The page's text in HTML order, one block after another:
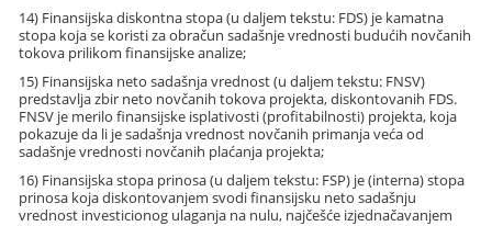
14) Finansijska diskontna stopa (u daljem tekstu: FDS) je kamatna
stopa koja se koristi za obračun sadašnje vrednosti budućih novčanih
tokova prilikom finansijske analize;
15) Finansijska neto sadašnja vrednost (u daljem tekstu: FNSV)
predstavlja zbir neto novčanih tokova projekta, diskontovanih FDS.
FNSV je merilo finansijske isplativosti (profitabilnosti) projekta, koja
pokazuje da li je sadašnja vrednost novčanih primanja veća od
sadašnje vrednosti novčanih plaćanja projekta;
16) Finansijska stopa prinosa (u daljem tekstu: FSP) je (interna) stopa
prinosa koja diskontovanjem svodi finansijsku neto sadašnju
vrednost investicionog ulaganja na nulu, najčešće izjednačavanjem